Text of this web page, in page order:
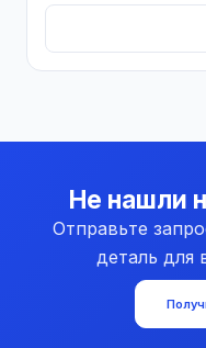
Не нашли
Отправьте
деталь для